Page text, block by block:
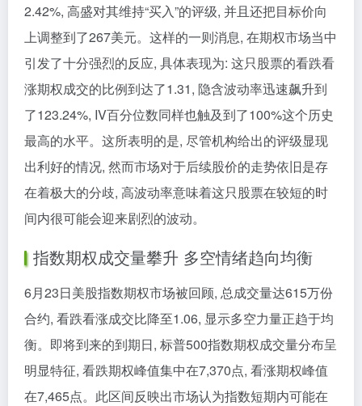
2.42%, 高盛对其维持“买入”的评级, 并且还把目标价向
上调整到了267美元。这样的一则消息, 在期权市场当中
引发了十分强烈的反应, 具体表现为: 这只股票的看跌看
涨期权成交的比例到达了1.31, 隐含波动率迅速飙升到
了123.24%, IV百分位数同样也触及到了100%这个历史
最高的水平。这所表明的是, 尽管机构给出的评级显现
出利好的情况, 然而市场对于后续股价的走势依旧是存
在着极大的分歧, 高波动率意味着这只股票在较短的时
间内很可能会迎来剧烈的波动。
指数期权成交量攀升 多空情绪趋向均衡
6月23日美股指数期权市场被回顾, 总成交量达615万份
合约, 看跌看涨成交比降至1.06, 显示多空力量正趋于均
衡。即将到来的到期日, 标普500指数期权成交量分布呈
明显特征, 看跌期权峰值集中在7,370点, 看涨期权峰值
在7,465点。此区间反映出市场认为指数短期内可能在